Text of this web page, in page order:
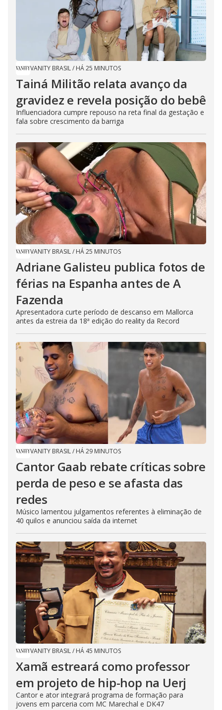
VANITY BRASIL/ HÁ 25 MINUTOS
Tainá Militão relata avanço da
gravidez e revela posição do bebê
Influenciadora cumpre repouso na reta final da gestação e
fala sobre crescimento da barriga
VANITY BRASIL/ HÁ 25 MINUTOS
Adriane Galisteu publica fotos de
férias na Espanha antes de A
Fazenda
Apresentadora curte período de descanso em Mallorca
antes da estreia da 18ª edição do reality da Record
VANITY BRASIL/ HÁ 29 MINUTOS
Cantor Gaab rebate críticas sobre
perda de peso e se afasta das
redes
Músico lamentou julgamentos referentes à eliminação de
40 quilos e anunciou saída da internet
VANITY BRASIL/ HÁ 45 MINUTOS
Xamã estreará como professor
em projeto de hip-hop na Uerj
Cantor e ator integrará programa de formação para
jovens em parceria com MC Marechal e DK47